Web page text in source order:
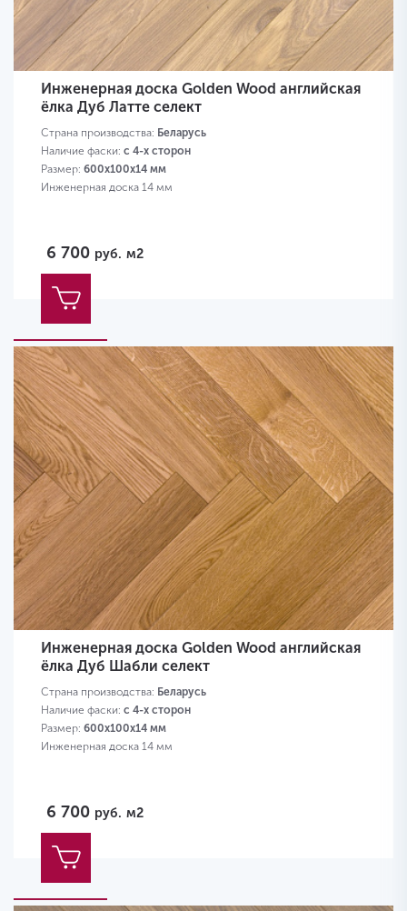
Инженерная доска Golden Wood английская
ёлка Дуб Латте селект
Страна производства: Беларусь
Наличие фаски: с 4-х сторон
Размер: 600х100х14 мм
Инженерная доска 14 мм
6 700 руб. м2
Инженерная доска Golden Wood английская
ёлка Дуб Шабли селект
Страна производства: Беларусь
Наличие фаски: с 4-х сторон
Размер: 600х100х14 мм
Инженерная доска 14 мм
6 700 руб. м2